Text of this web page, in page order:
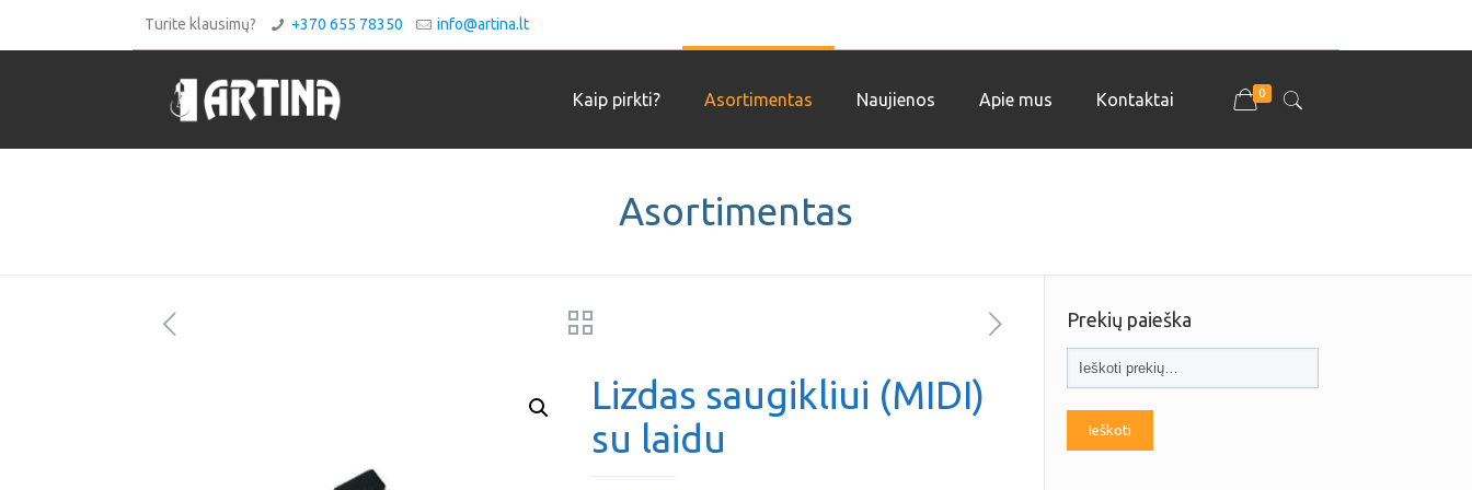
Turite klausimų? +370 655 78350 info@artina.lt
Kaip pirkti? Asortimentas Naujienos Apie mus Kontaktai 0
Asortimentas
Lizdas saugikliui (MIDI)
su laidu
Prekių paieška
Ieškoti